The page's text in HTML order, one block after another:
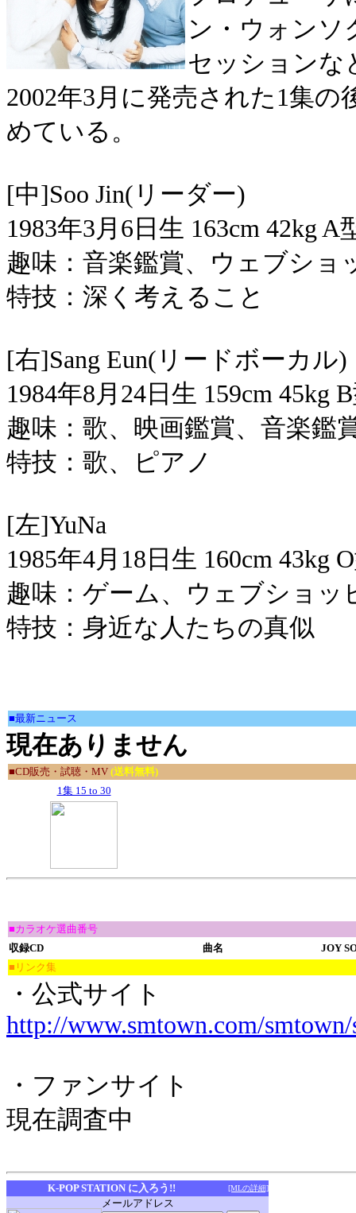
ン・ウォンソ
セッションな
2002年3月に発売された1集
めている。
[中]Soo Jin(リーダー)
1983年3月6日生 163cm 42kg A
趣味：音楽鑑賞、ウェブショ
特技：深く考えること
[右]Sang Eun(リードボーカル)
1984年8月24日生 159cm 45kg
趣味：歌、映画鑑賞、音楽鑑
特技：歌、ピアノ
[左]YuNa
1985年4月18日生 160cm 43kg
趣味：ゲーム、ウェブショッ
特技：身近な人たちの真似
■最新ニュース
現在ありません
■CD販売・試聴・MV (送料無料)
1集 15 to 30
■カラオケ選曲番号
収録CD
曲名
JOY
■リンク集
・公式サイト
http://www.smtown.com/
・ファンサイト
現在調査中
K-POP STATION に入ろう!! [MLの詳細]
メールアドレス